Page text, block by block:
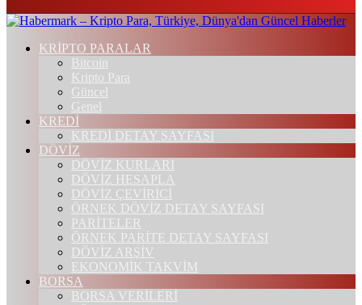
KRİPTO PARALAR
Bitcoin
Kripto Para
Güncel
Genel
KREDİ
KREDİ DETAY SAYFASI
DÖVİZ
DÖVİZ KURLARI
DÖVİZ HESAPLA
DÖVİZ ÇEVİRİCİ
ÖRNEK DÖVİZ DETAY SAYFASI
PARİTELER
ÖRNEK PARİTE DETAY SAYFASI
DÖVİZ ARŞİV
EKONOMİK TAKVİM
BORSA
BORSA VERİLERİ